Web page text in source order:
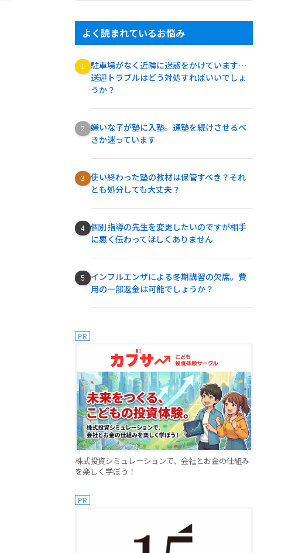
よく読まれているお悩み
駐車場がなく近隣に迷惑をかけています…
送迎トラブルはどう対処すればいいでしょ
うか？
嫌いな子が塾に入塾。通塾を続けさせるべ
きか迷っています
使い終わった塾の教材は保管すべき？それ
とも処分しても大丈夫？
個別指導の先生を変更したいのですが相手
に悪く伝わってほしくありません
インフルエンザによる冬期講習の欠席。費
用の一部返金は可能でしょうか？
PR
株式投資シミュレーションで、会社とお金の仕組み
を楽しく学ぼう！
PR